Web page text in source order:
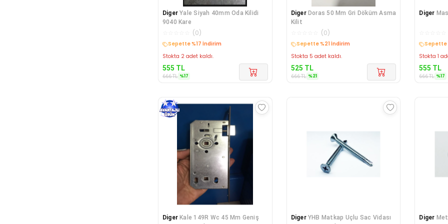
Diger Yale Siyah 40mm Oda Kilidi
9040 Kare
(0)
Sepette %17 İndirim
Stokta 2 adet kaldı.
555 TL
666TL %17
Diger Doras 50 Mm Gri Döküm Asma
Kilit
(0)
Sepette %21 İndirim
Stokta 5 adet kaldı.
525 TL
666TL %21
Diger
Sepette
Stokta 1
555 TL
666TL %17
Diger Kale 149R Wc 45 Mm Geniş
Diger YHB Matkap Uçlu Sac Vidası
Diger